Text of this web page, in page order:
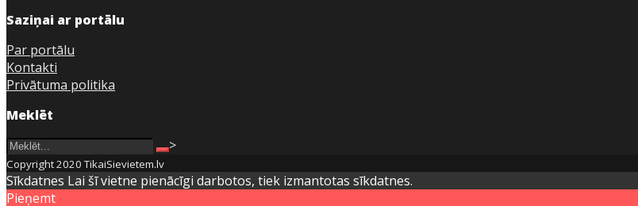
Saziņai ar portālu
Par portālu
Kontakti
Privātuma politika
Meklēt
>
Copyright 2020 TikaiSievietem.lv
Sīkdatnes Lai šī vietne pienācīgi darbotos, tiek izmantotas sīkdatnes.
Pieņemt